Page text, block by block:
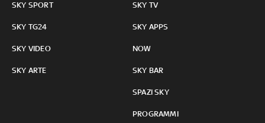
SKY SPORT
SKY TG24
SKY VIDEO
SKY ARTE
SKY TV
SKY APPS
NOW
SKY BAR
SPAZI SKY
PROGRAMMI